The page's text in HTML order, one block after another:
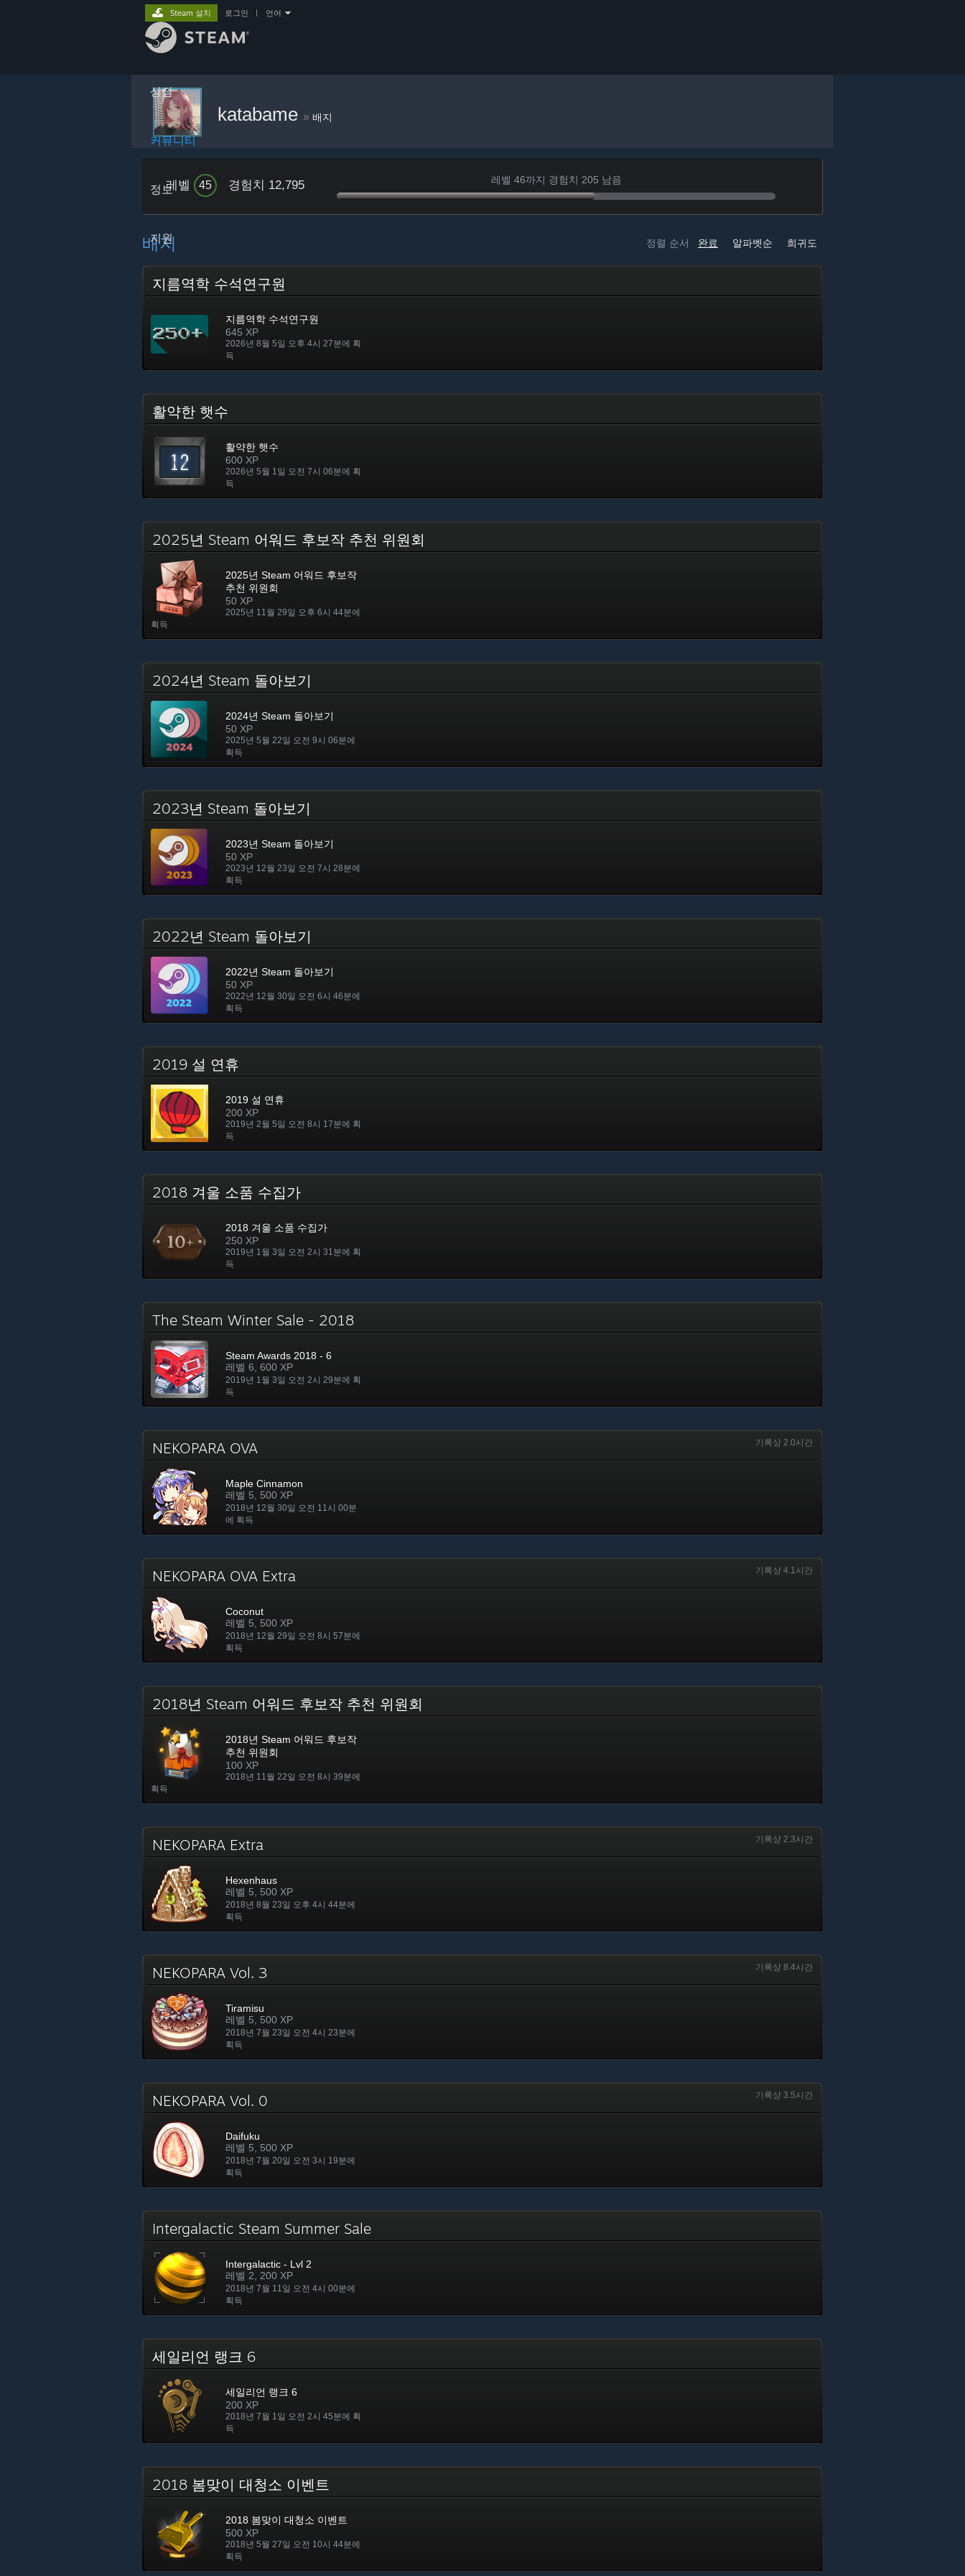
상점
커뮤니티
정보
지원
Steam 설치 로그인 언어
katabame » 배지
레벨 45 경험치 12,795 레벨 46까지 경험치 205 남음
정렬 순서 완료 알파벳순 희귀도
배지
지름역학 수석연구원
지름역학 수석연구원
645 XP
2026년 8월 5일 오후 4시 27분에 획
득
활약한 햇수
활약한 햇수
600 XP
2026년 5월 1일 오전 7시 06분에 획
득
2025년 Steam 어워드 후보작 추천 위원회
2025년 Steam 어워드 후보작
추천 위원회
50 XP
2025년 11월 29일 오후 6시 44분에
획득
2024년 Steam 돌아보기
2024년 Steam 돌아보기
50 XP
2025년 5월 22일 오전 9시 06분에
획득
2023년 Steam 돌아보기
2023년 Steam 돌아보기
50 XP
2023년 12월 23일 오전 7시 28분에
획득
2022년 Steam 돌아보기
2022년 Steam 돌아보기
50 XP
2022년 12월 30일 오전 6시 46분에
획득
2019 설 연휴
2019 설 연휴
200 XP
2019년 2월 5일 오전 8시 17분에 획
득
2018 겨울 소품 수집가
2018 겨울 소품 수집가
250 XP
2019년 1월 3일 오전 2시 31분에 획
득
The Steam Winter Sale - 2018
Steam Awards 2018 - 6
레벨 6, 600 XP
2019년 1월 3일 오전 2시 29분에 획
득
기록상 2.0시간
NEKOPARA OVA
Maple Cinnamon
레벨 5, 500 XP
2018년 12월 30일 오전 11시 00분
에 획득
기록상 4.1시간
NEKOPARA OVA Extra
Coconut
레벨 5, 500 XP
2018년 12월 29일 오전 8시 57분에
획득
2018년 Steam 어워드 후보작 추천 위원회
2018년 Steam 어워드 후보작
추천 위원회
100 XP
2018년 11월 22일 오전 8시 39분에
획득
기록상 2.3시간
NEKOPARA Extra
Hexenhaus
레벨 5, 500 XP
2018년 8월 23일 오후 4시 44분에
획득
기록상 8.4시간
NEKOPARA Vol. 3
Tiramisu
레벨 5, 500 XP
2018년 7월 23일 오전 4시 23분에
획득
기록상 3.5시간
NEKOPARA Vol. 0
Daifuku
레벨 5, 500 XP
2018년 7월 20일 오전 3시 19분에
획득
Intergalactic Steam Summer Sale
Intergalactic - Lvl 2
레벨 2, 200 XP
2018년 7월 11일 오전 4시 00분에
획득
세일리언 랭크 6
세일리언 랭크 6
200 XP
2018년 7월 1일 오전 2시 45분에 획
득
2018 봄맞이 대청소 이벤트
2018 봄맞이 대청소 이벤트
500 XP
2018년 5월 27일 오전 10시 44분에
획득